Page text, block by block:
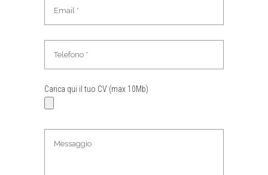
Carica qui il tuo CV (max 10Mb)